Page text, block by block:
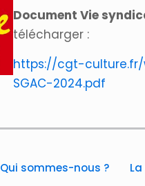
Document Vie
télécharger :
https://cgt-
SGAC-2024.pdf
Qui sommes-nous ? La